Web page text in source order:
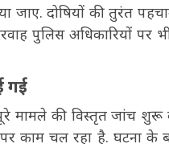
जाए. दोषियों की तुरंत
पुलिस अधिकारियों पर
गई
मामले की विस्तृत जांच शुरू
चल रहा है. घटना के बाद